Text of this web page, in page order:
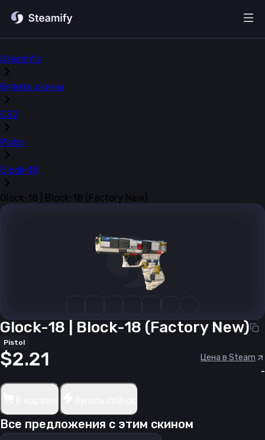
Steamify
Купить скины
CS2
Pistol
Glock-18
Glock-18 | Block-18 (Factory New)
Glock-18 | Block-18 (Factory New)
Pistol
$2.21
Цена в Steam
-
Все предложения с этим скином